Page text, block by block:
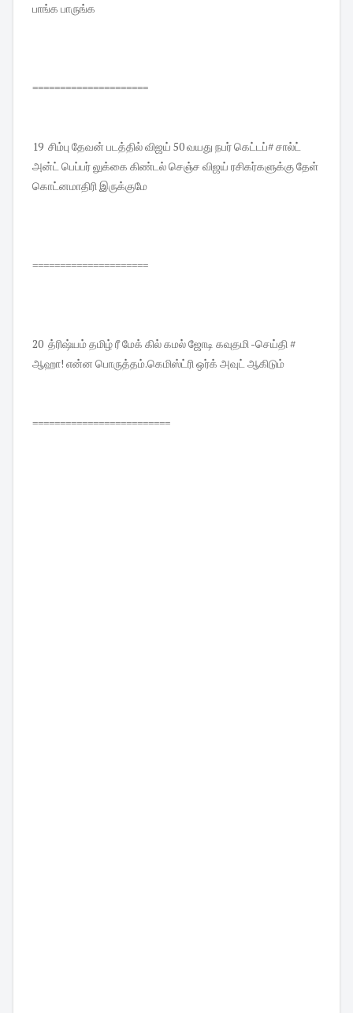
பாங்க பாருங்க
=====================
19 சிம்பு தேவன் படத்தில் விஜய் 50 வயது நபர் கெட்டப்# சால்ட்
அன்ட் பெப்பர் லுக்கை கிண்டல் செஞ்ச விஜய் ரசிகர்களுக்கு தேள்
கொட்னமாதிரி இருக்குமே
=====================
20 த்ரிஷ்யம் தமிழ் ரீ மேக் கில் கமல் ஜோடி கவுதமி -செய்தி #
ஆஹா! என்ன பொருத்தம்.கெமிஸ்ட்ரி ஒர்க் அவுட் ஆகிடும்
=========================